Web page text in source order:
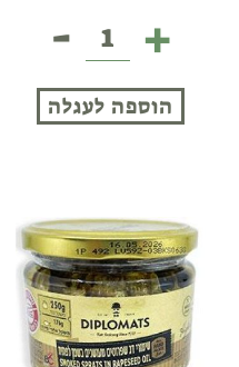
+
פילה
אנשובי
זית
-
-
הוספה לעגלה